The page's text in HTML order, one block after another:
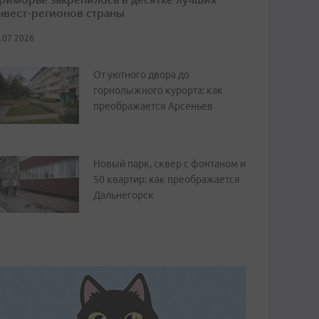
регионов страны
От уютного двора до
горнолыжного курорта: как
преображается Арсеньев
Новый парк, сквер с фонтаном и
50 квартир: как преображается
Дальнегорск